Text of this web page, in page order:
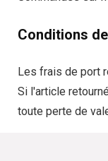
Conditions
Les frais de port
Si l'article
toute perte de